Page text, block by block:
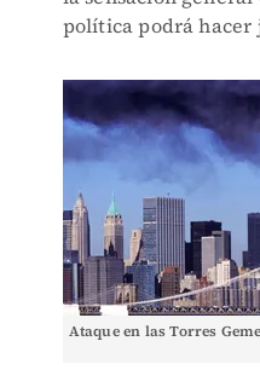
política podrá hacer
Ataque en las Torres